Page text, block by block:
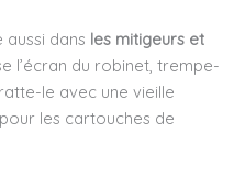
aussi dans les mitigeurs et
l’écran du robinet, trempe-
le avec une vieille
les cartouches de